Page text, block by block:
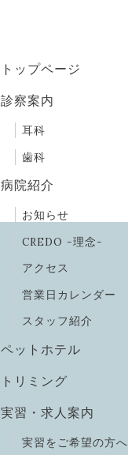
トップページ
診察案内
耳科
歯科
病院紹介
お知らせ
CREDO -理念-
アクセス
営業日カレンダー
スタッフ紹介
ペットホテル
トリミング
実習・求人案内
実習をご希望の方へ